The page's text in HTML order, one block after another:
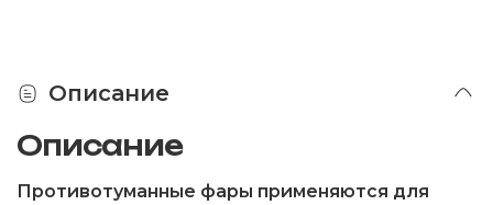
Описание
Описание
Противотуманные фары применяются для